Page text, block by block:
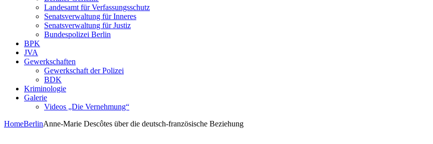
Landesamt für Verfassungsschutz
Senatsverwaltung für Inneres
Senatsverwaltung für Justiz
Bundespolizei Berlin
BPK
JVA
Gewerkschaften
Gewerkschaft der Polizei
BDK
Kriminologie
Galerie
Videos „Die Vernehmung“
HomeBerlinAnne-Marie Descôtes über die deutsch-französische Beziehung